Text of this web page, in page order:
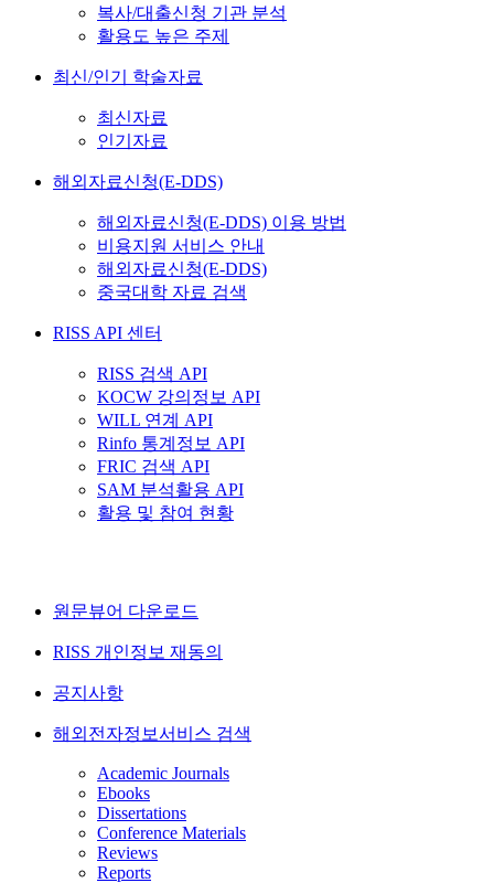
복사/대출신청 기관 분석
활용도 높은 주제
최신/인기 학술자료
최신자료
인기자료
해외자료신청(E-DDS)
해외자료신청(E-DDS) 이용 방법
비용지원 서비스 안내
해외자료신청(E-DDS)
중국대학 자료 검색
RISS API 센터
RISS 검색 API
KOCW 강의정보 API
WILL 연계 API
Rinfo 통계정보 API
FRIC 검색 API
SAM 분석활용 API
활용 및 참여 현황
원문뷰어 다운로드
RISS 개인정보 재동의
공지사항
해외전자정보서비스 검색
Academic Journals
Ebooks
Dissertations
Conference Materials
Reviews
Reports